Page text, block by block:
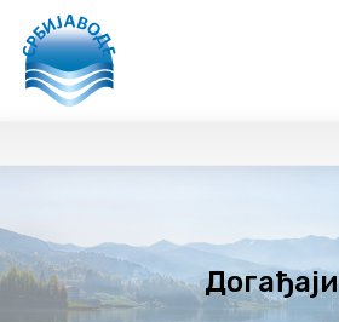
Портрет ЈВП СРБИЈАВОДЕ
Вода без границаДогађаји